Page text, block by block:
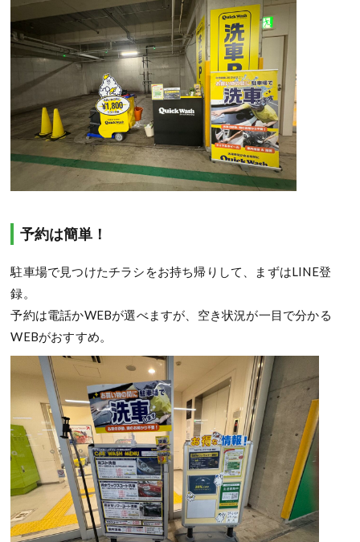
予約は簡単！
駐車場で見つけたチラシをお持ち帰りして、まずはLINE登
録。
予約は電話かWEBが選べますが、空き状況が一目で分かる
WEBがおすすめ。